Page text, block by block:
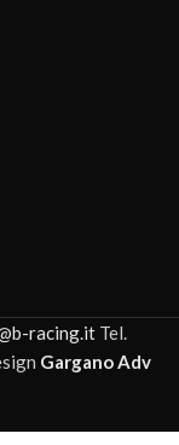
racing.itTel.
Gargano Adv